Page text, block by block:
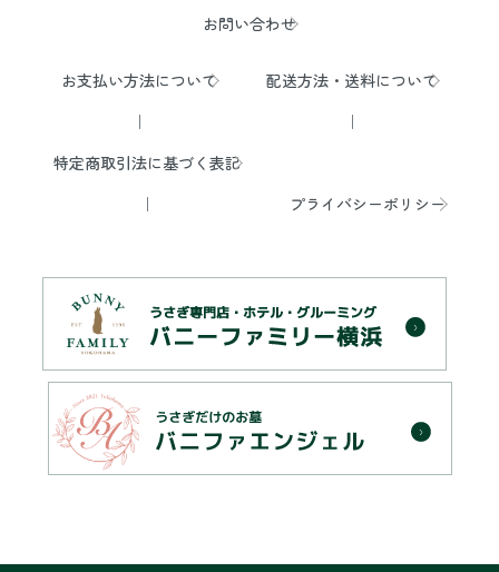
お問い合わせ
お支払い方法について 配送方法・送料について
特定商取引法に基づく表記
プライバシーポリシー